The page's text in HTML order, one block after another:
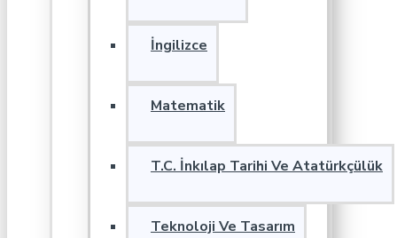
İngilizce
Matematik
T.C. İnkılap Tarihi Ve Atatürkçülük
Teknoloji Ve Tasarım